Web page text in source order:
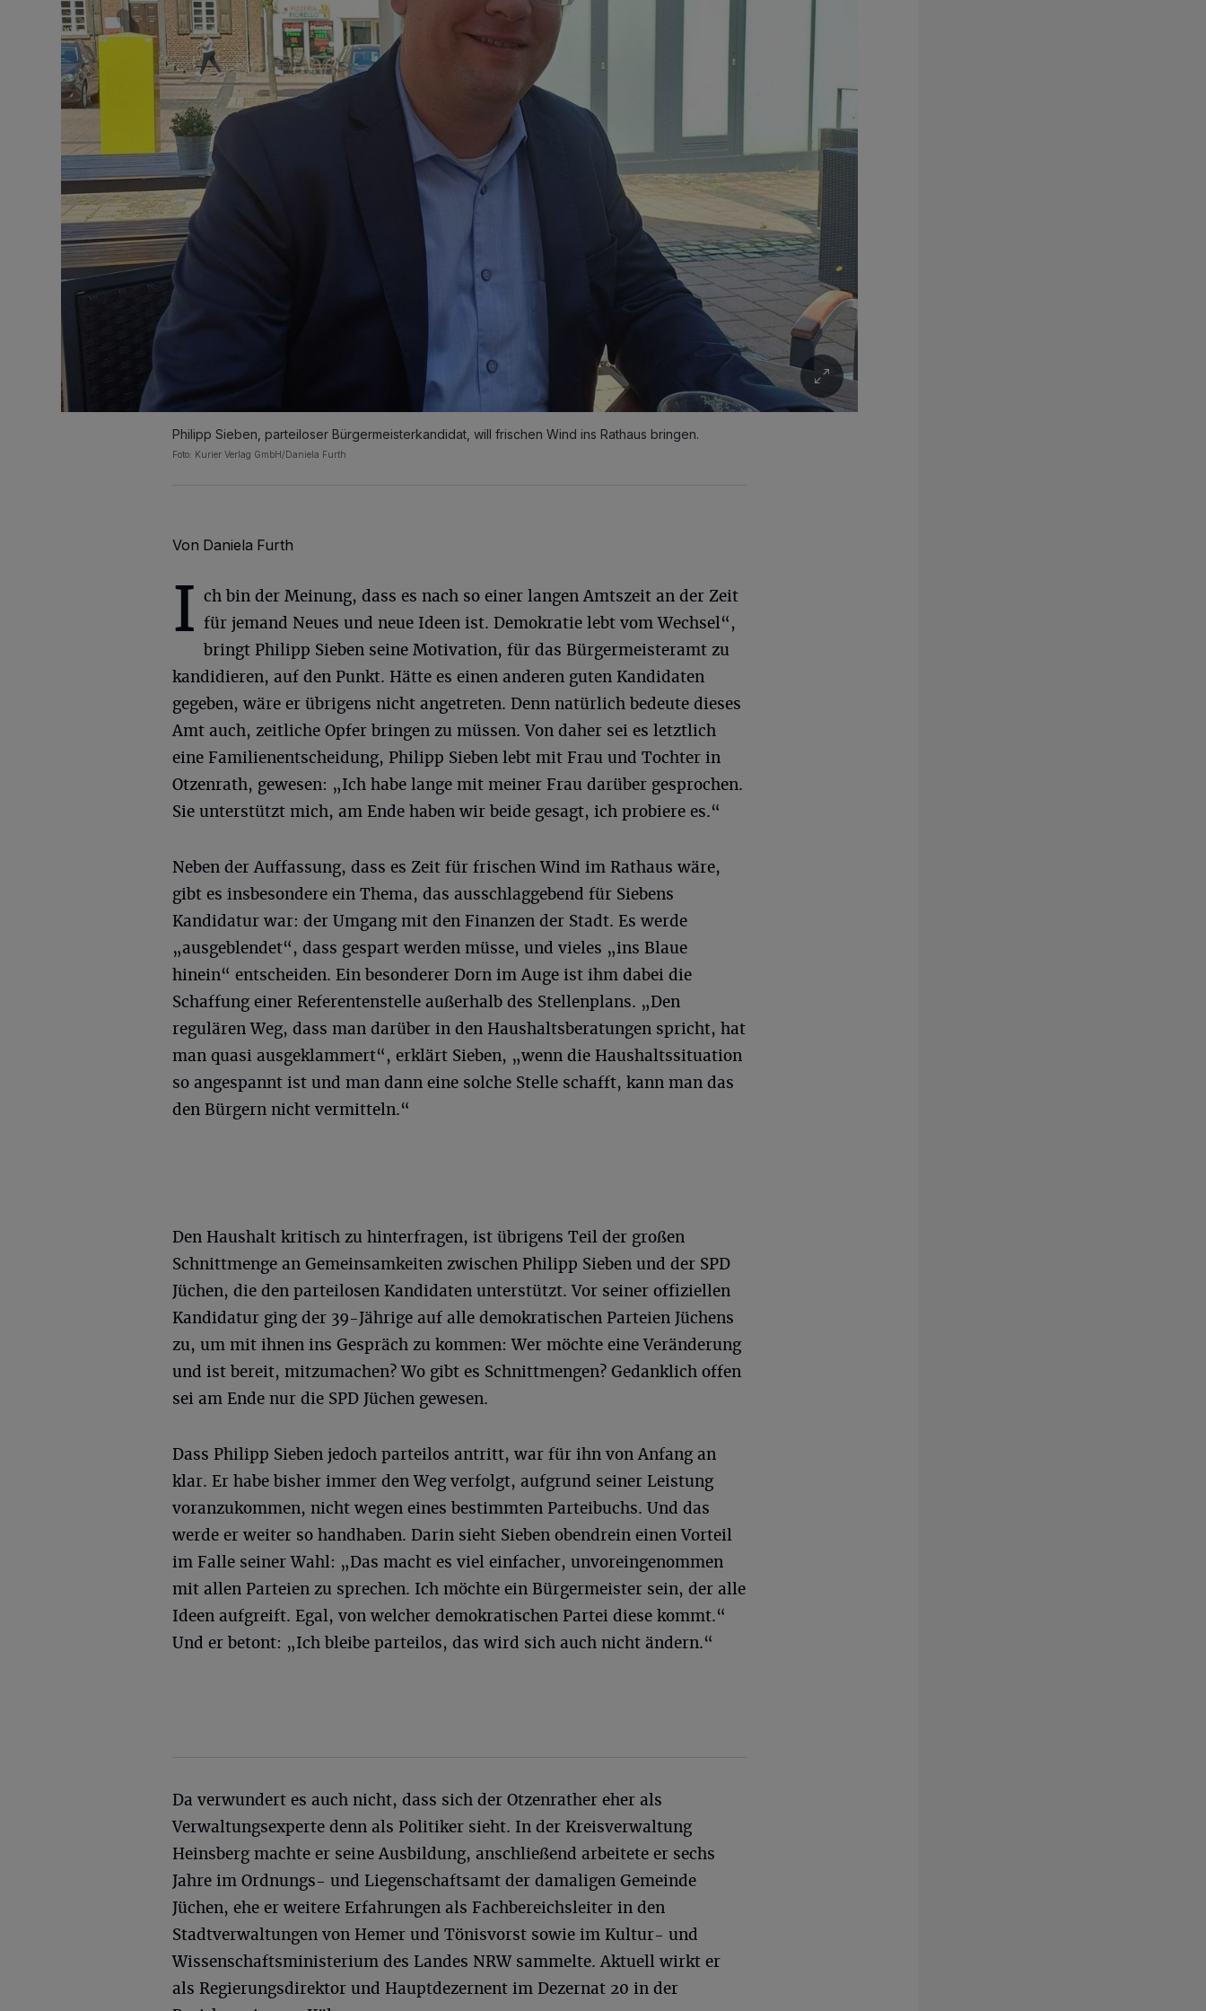
Philipp Sieben, parteiloser Bürgermeisterkandidat, will frischen Wind ins Rathaus bringen.
Foto: Kurier Verlag GmbH/Daniela Furth
Von Daniela Furth
I ch bin der Meinung, dass es nach so einer langen Amtszeit an der Zeit
für jemand Neues und neue Ideen ist. Demokratie lebt vom Wechsel“,
bringt Philipp Sieben seine Motivation, für das Bürgermeisteramt zu
kandidieren, auf den Punkt. Hätte es einen anderen guten Kandidaten
gegeben, wäre er übrigens nicht angetreten. Denn natürlich bedeute dieses
Amt auch, zeitliche Opfer bringen zu müssen. Von daher sei es letztlich
eine Familienentscheidung, Philipp Sieben lebt mit Frau und Tochter in
Otzenrath, gewesen: „Ich habe lange mit meiner Frau darüber gesprochen.
Sie unterstützt mich, am Ende haben wir beide gesagt, ich probiere es.“
Neben der Auffassung, dass es Zeit für frischen Wind im Rathaus wäre,
gibt es insbesondere ein Thema, das ausschlaggebend für Siebens
Kandidatur war: der Umgang mit den Finanzen der Stadt. Es werde
„ausgeblendet“, dass gespart werden müsse, und vieles „ins Blaue
hinein“ entscheiden. Ein besonderer Dorn im Auge ist ihm dabei die
Schaffung einer Referentenstelle außerhalb des Stellenplans. „Den
regulären Weg, dass man darüber in den Haushaltsberatungen spricht, hat
man quasi ausgeklammert“, erklärt Sieben, „wenn die Haushaltssituation
so angespannt ist und man dann eine solche Stelle schafft, kann man das
den Bürgern nicht vermitteln.“
Den Haushalt kritisch zu hinterfragen, ist übrigens Teil der großen
Schnittmenge an Gemeinsamkeiten zwischen Philipp Sieben und der SPD
Jüchen, die den parteilosen Kandidaten unterstützt. Vor seiner offiziellen
Kandidatur ging der 39-Jährige auf alle demokratischen Parteien Jüchens
zu, um mit ihnen ins Gespräch zu kommen: Wer möchte eine Veränderung
und ist bereit, mitzumachen? Wo gibt es Schnittmengen? Gedanklich offen
sei am Ende nur die SPD Jüchen gewesen.
Dass Philipp Sieben jedoch parteilos antritt, war für ihn von Anfang an
klar. Er habe bisher immer den Weg verfolgt, aufgrund seiner Leistung
voranzukommen, nicht wegen eines bestimmten Parteibuchs. Und das
werde er weiter so handhaben. Darin sieht Sieben obendrein einen Vorteil
im Falle seiner Wahl: „Das macht es viel einfacher, unvoreingenommen
mit allen Parteien zu sprechen. Ich möchte ein Bürgermeister sein, der alle
Ideen aufgreift. Egal, von welcher demokratischen Partei diese kommt.“
Und er betont: „Ich bleibe parteilos, das wird sich auch nicht ändern.“
Da verwundert es auch nicht, dass sich der Otzenrather eher als
Verwaltungsexperte denn als Politiker sieht. In der Kreisverwaltung
Heinsberg machte er seine Ausbildung, anschließend arbeitete er sechs
Jahre im Ordnungs- und Liegenschaftsamt der damaligen Gemeinde
Jüchen, ehe er weitere Erfahrungen als Fachbereichsleiter in den
Stadtverwaltungen von Hemer und Tönisvorst sowie im Kultur- und
Wissenschaftsministerium des Landes NRW sammelte. Aktuell wirkt er
als Regierungsdirektor und Hauptdezernent im Dezernat 20 in der